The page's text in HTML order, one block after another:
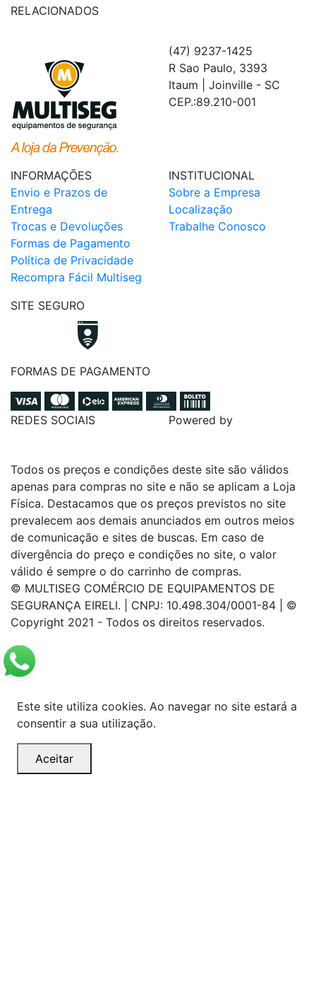
RELACIONADOS
(47) 9237-1425
R Sao Paulo, 3393
Itaum | Joinville - SC
CEP.:89.210-001
INFORMAÇÕES
Envio e Prazos de
Entrega
Trocas e Devoluções
Formas de Pagamento
Política de Privacidade
Recompra Fácil Multiseg
INSTITUCIONAL
Sobre a Empresa
Localização
Trabalhe Conosco
SITE SEGURO
FORMAS DE PAGAMENTO
REDES SOCIAIS Powered by
Todos os preços e condições deste site são válidos
apenas para compras no site e não se aplicam a Loja
Física. Destacamos que os preços previstos no site
prevalecem aos demais anunciados em outros meios
de comunicação e sites de buscas. Em caso de
divergência do preço e condições no site, o valor
válido é sempre o do carrinho de compras.
© MULTISEG COMÉRCIO DE EQUIPAMENTOS DE
SEGURANÇA EIRELI. | CNPJ: 10.498.304/0001-84 | ©
Copyright 2021 - Todos os direitos reservados.
Este site utiliza cookies. Ao navegar no site estará a
consentir a sua utilização.
Aceitar